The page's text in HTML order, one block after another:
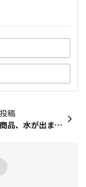
稿
この商品、水が出ます😳✨